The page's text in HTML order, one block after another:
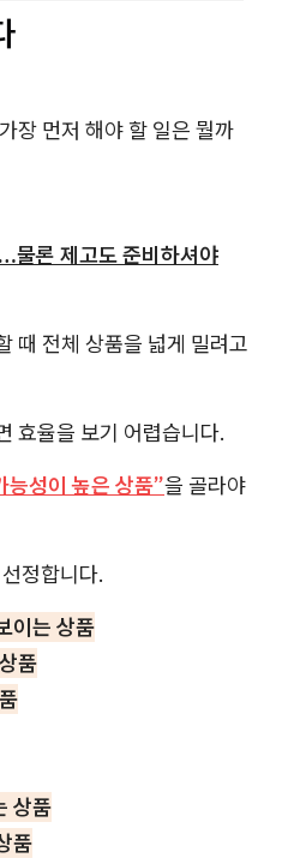
장 먼저 해야 할 일은 뭘까
물론 제고도 준비하셔야
때 전체 상품을 넓게 밀려고
효율을 보기 어렵습니다.
능성이 높은 상품”을 골라야
정합니다.
이는 상품
품
상품
품